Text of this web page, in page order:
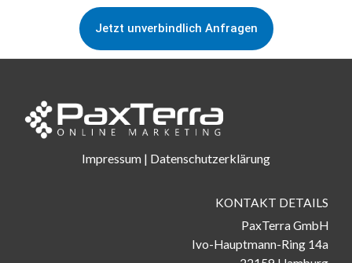
Jetzt unverbindlich Anfragen
Impressum | Datenschutzerklärung
KONTAKT DETAILS
PaxTerra GmbH
Ivo-Hauptmann-Ring 14a